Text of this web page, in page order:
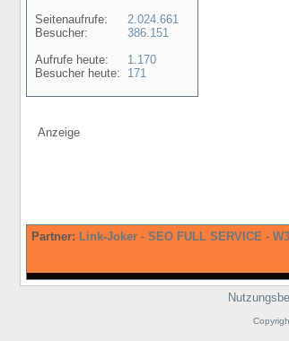
Seitenaufrufe:
Besucher:
Aufrufe heute:
Besucher heute:
2.024.661
386.151
1.170
171
Anzeige
Partner: Link-Joker - SEO FULL SERVICE -